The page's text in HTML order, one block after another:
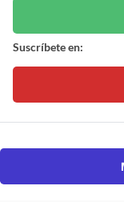
Suscríbete en: